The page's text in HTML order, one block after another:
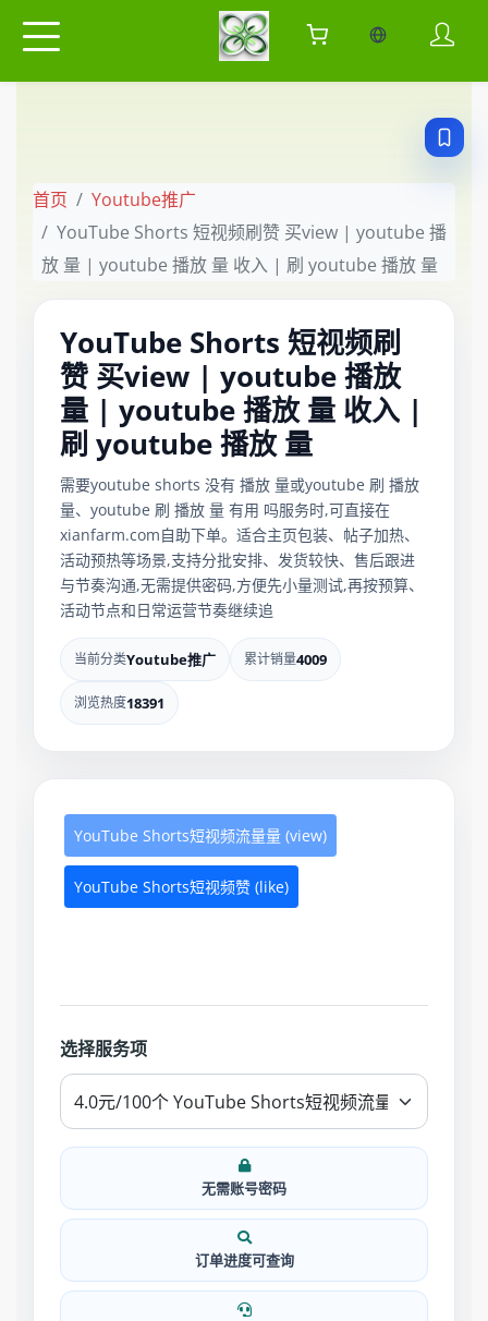
当前语言：中
首页
Youtube推广
YouTube Shorts 短视频刷赞 买view | youtube 播
放 量 | youtube 播放 量 收入 | 刷 youtube 播放 量
YouTube Shorts 短视频刷
赞 买view | youtube 播放
量 | youtube 播放 量 收入 |
刷 youtube 播放 量
需要youtube shorts 没有 播放 量或youtube 刷 播放
量、youtube 刷 播放 量 有用 吗服务时,可直接在
xianfarm.com自助下单。适合主页包装、帖子加热、
活动预热等场景,支持分批安排、发货较快、售后跟进
与节奏沟通,无需提供密码,方便先小量测试,再按预算、
活动节点和日常运营节奏继续追
当前分类Youtube推广 累计销量4009
浏览热度18391
YouTube Shorts短视频流量量 (view)
YouTube Shorts短视频赞 (like)
选择服务项
无需账号密码
订单进度可查询